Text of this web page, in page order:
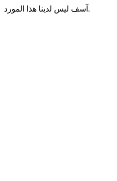
آسف ليس لدينا هذا المورد.